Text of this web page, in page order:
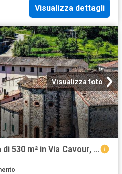
Visualizza dettagli
Visualizza foto
Appartamento in vendita di 530 m² in Via Cavour, 14